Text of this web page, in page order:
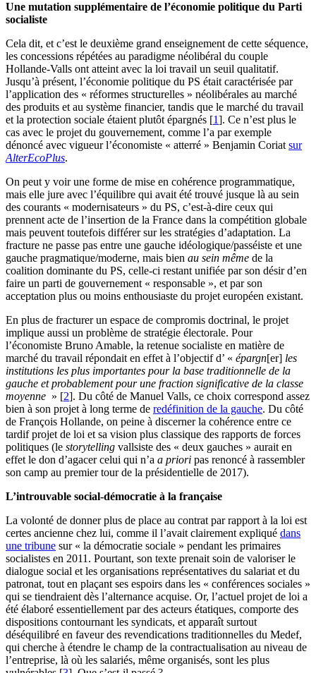
Une mutation supplémentaire de l’économie politique du Parti
socialiste
Cela dit, et c’est le deuxième grand enseignement de cette séquence,
les concessions répétées au paradigme néolibéral du couple
Hollande-Valls ont atteint avec la loi travail un seuil qualitatif.
Jusqu’à présent, l’économie politique du PS était caractérisée par
l’application des « réformes structurelles » néolibérales au marché
des produits et au système financier, tandis que le marché du travail
et la protection sociale étaient plutôt épargnés [1]. Ce n’est plus le
cas avec le projet du gouvernement, comme l’a par exemple
dénoncé avec vigueur l’économiste « atterré » Benjamin Coriat sur
AlterEcoPlus.
On peut y voir une forme de mise en cohérence programmatique,
mais elle jure avec l’équilibre qui avait été trouvé jusque là au sein
des courants « modernisateurs » du PS, c’est-à-dire ceux qui
prennent acte de l’insertion de la France dans la compétition globale
mais peuvent toutefois différer sur les stratégies d’adaptation. La
fracture ne passe pas entre une gauche idéologique/passéiste et une
gauche pragmatique/moderne, mais bien au sein même de la
coalition dominante du PS, celle-ci restant unifiée par son désir d’en
faire un parti de gouvernement « responsable », et par son
acceptation plus ou moins enthousiaste du projet européen existant.
En plus de fracturer un espace de compromis doctrinal, le projet
implique aussi un problème de stratégie électorale. Pour
l’économiste Bruno Amable, la retenue socialiste en matière de
marché du travail répondait en effet à l’objectif d’ « épargn[er] les
institutions les plus importantes pour la base traditionnelle de la
gauche et probablement pour une fraction significative de la classe
moyenne » [2]. Du côté de Manuel Valls, ce choix correspond assez
bien à son projet à long terme de redéfinition de la gauche. Du côté
de François Hollande, on peine à discerner la cohérence entre ce
tardif projet de loi et sa vision plus classique des rapports de forces
politiques (le storytelling vallsiste des « deux gauches » aurait en
effet le don d’agacer celui qui n’a a priori pas renoncé à rassembler
son camp au premier tour de la présidentielle de 2017).
L’introuvable social-démocratie à la française
La volonté de donner plus de place au contrat par rapport à la loi est
certes ancienne chez lui, comme il l’avait clairement expliqué dans
une tribune sur « la démocratie sociale » pendant les primaires
socialistes en 2011. Pourtant, son texte prenait soin de valoriser le
dialogue social et les organisations représentatives du salariat et du
patronat, tout en plaçant ses espoirs dans les « conférences sociales »
qui se tiendraient dès l’alternance acquise. Or, l’actuel projet de loi a
été élaboré essentiellement par des acteurs étatiques, comporte des
dispositions contournant les syndicats, et apparaît surtout
déséquilibré en faveur des revendications traditionnelles du Medef,
qui cherche à étendre le champ de la contractualisation au niveau de
l’entreprise, là où les salariés, même organisés, sont les plus